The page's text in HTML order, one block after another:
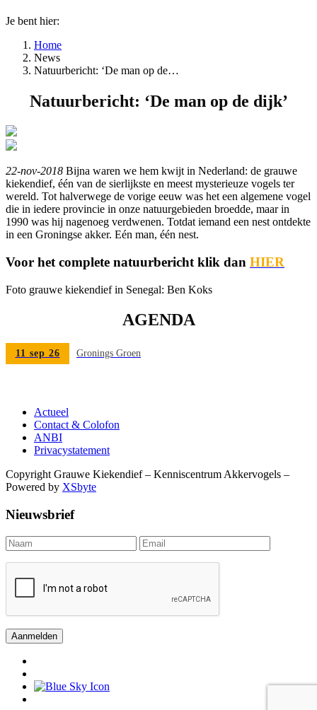
Je bent hier:
Home
News
Natuurbericht: ‘De man op de…
Natuurbericht: ‘De man op de dijk’
22-nov-2018 Bijna waren we hem kwijt in Nederland: de grauwe
kiekendief, één van de sierlijkste en meest mysterieuze vogels ter
wereld. Tot halverwege de vorige eeuw was het een algemene vogel
die in iedere provincie in onze natuurgebieden broedde, maar in
1990 was hij nagenoeg verdwenen. Totdat iemand een nest ontdekte
in een Groningse akker. Eén man, één nest.
Voor het complete natuurbericht klik dan HIER
Foto grauwe kiekendief in Senegal: Ben Koks
AGENDA
11 sep 26 Gronings Groen
Actueel
Contact & Colofon
ANBI
Privacystatement
Copyright Grauwe Kiekendief – Kenniscentrum Akkervogels –
Powered by XSbyte
Nieuwsbrief